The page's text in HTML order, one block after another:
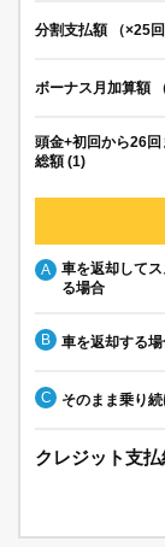
分割支払額 （×25回
ボーナス月加算額
頭金+初回から26
総額 (1)
A
車を返却して
る場合
B 車を返却する
C そのまま乗り
クレジット支払